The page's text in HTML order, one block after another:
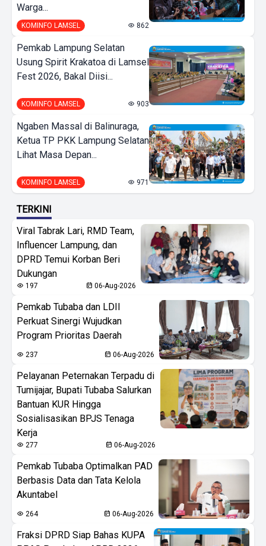
Warga...
KOMINFO LAMSEL 862
Pemkab Lampung Selatan
Usung Spirit Krakatoa di Lamsel
Fest 2026, Bakal Diisi...
KOMINFO LAMSEL 903
Ngaben Massal di Balinuraga,
Ketua TP PKK Lampung Selatan
Lihat Masa Depan...
KOMINFO LAMSEL 971
TERKINI
Viral Tabrak Lari, RMD Team,
Influencer Lampung, dan
DPRD Temui Korban Beri
Dukungan
197 06-Aug-2026
Pemkab Tubaba dan LDII
Perkuat Sinergi Wujudkan
Program Prioritas Daerah
237 06-Aug-2026
Pelayanan Peternakan Terpadu di
Tumijajar, Bupati Tubaba Salurkan
Bantuan KUR Hingga
Sosialisasikan BPJS Tenaga
Kerja
277 06-Aug-2026
Pemkab Tubaba Optimalkan PAD
Berbasis Data dan Tata Kelola
Akuntabel
264 06-Aug-2026
Fraksi DPRD Siap Bahas KUPA